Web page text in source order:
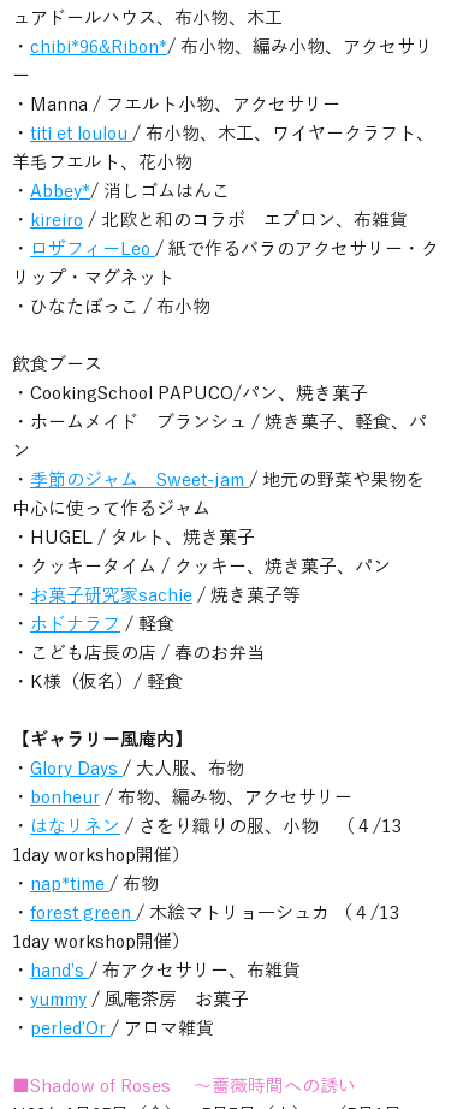
ュアドールハウス、布小物、木工
・ chibi*96&Ribon*/ 布小物、編み小物、アクセサリ
ー
・Manna / フエルト小物、アクセサリー
・ titi et loulou / 布小物、木工、ワイヤークラフト、
羊毛フエルト、花小物
・ Abbey*/ 消しゴムはんこ
・ kireiro / 北欧と和のコラボ エプロン、布雑貨
・ ロザフィーLeo / 紙で作るバラのアクセサリー・ク
リップ・マグネット
・ひなたぼっこ / 布小物
飲食ブース
・CookingSchool PAPUCO/パン、焼き菓子
・ホームメイド ブランシュ / 焼き菓子、軽食、パ
ン
・ 季節のジャム Sweet-jam / 地元の野菜や果物を
中心に使って作るジャム
・HUGEL / タルト、焼き菓子
・クッキータイム / クッキー、焼き菓子、パン
・ お菓子研究家sachie / 焼き菓子等
・ ホドナラフ / 軽食
・こども店長の店 / 春のお弁当
・K様（仮名）/ 軽食
【ギャラリー風庵内】
・ Glory Days / 大人服、布物
・ bonheur / 布物、編み物、アクセサリー
・ はなリネン / さをり織りの服、小物 （４/13
1day workshop開催）
・ nap*time / 布物
・ forest green / 木絵マトリョ―シュカ （４/13
1day workshop開催）
・ hand’s / 布アクセサリー、布雑貨
・ yummy / 風庵茶房 お菓子
・ perled’Or / アロマ雑貨
■Shadow of Roses ～薔薇時間への誘い